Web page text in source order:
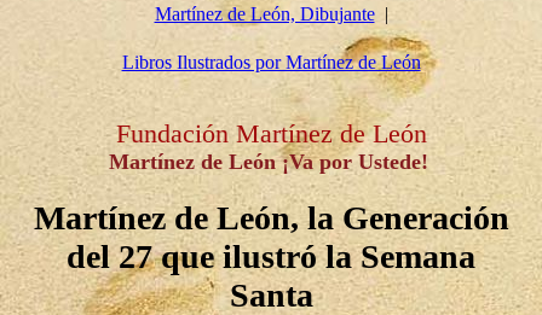
Martínez de León, Dibujante
Libros Ilustrados por Martínez de León
Fundación Martínez de León
Martínez de León ¡Va por Ustede!
Martínez de León, la Generación
del 27 que ilustró la Semana
Santa